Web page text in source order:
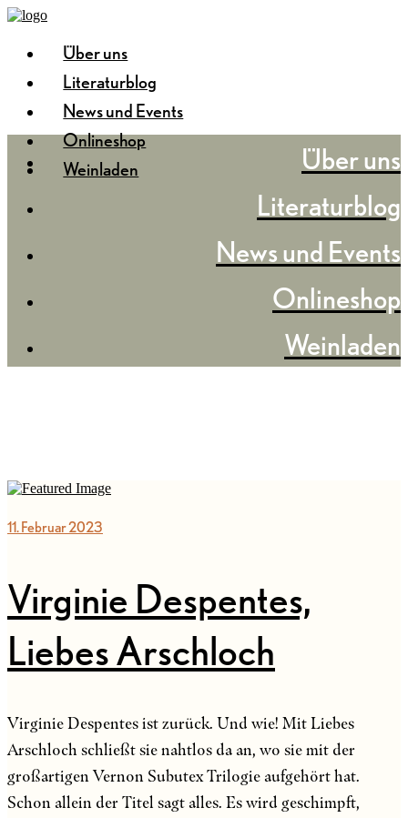
Über uns
Literaturblog
News und Events
Onlineshop
Weinladen
Über uns
Literaturblog
News und Events
Onlineshop
Weinladen
11. Februar 2023
Virginie Despentes,
Liebes Arschloch
Virginie Despentes ist zurück. Und wie! Mit Liebes
Arschloch schließt sie nahtlos da an, wo sie mit der
großartigen Vernon Subutex Trilogie aufgehört hat.
Schon allein der Titel sagt alles. Es wird geschimpft,